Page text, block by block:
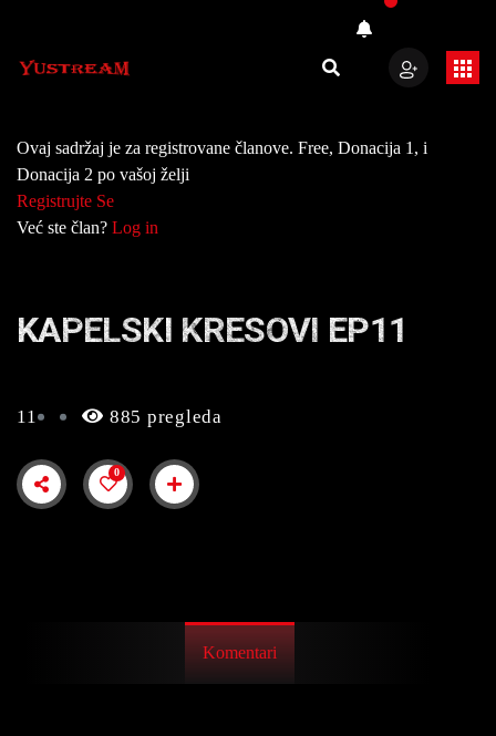
Ovaj sadržaj je za registrovane članove. Free, Donacija 1, i
Donacija 2 po vašoj želji
Registrujte Se
Već ste član? Log in
KAPELSKI KRESOVI EP11
11 885 pregleda
0
Komentari